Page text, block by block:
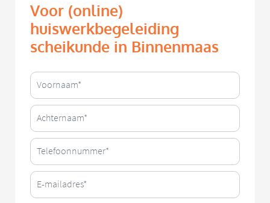
Voor (online)
huiswerkbegeleiding
scheikunde in Binnenmaas